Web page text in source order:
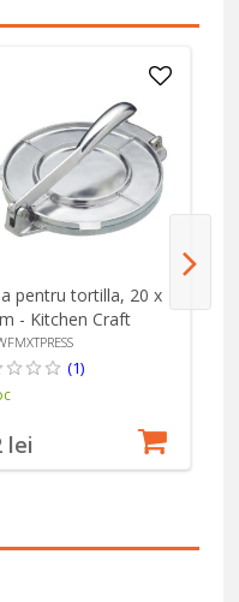
pentru tortilla, 20 x
- Kitchen Craft
(1)
lei